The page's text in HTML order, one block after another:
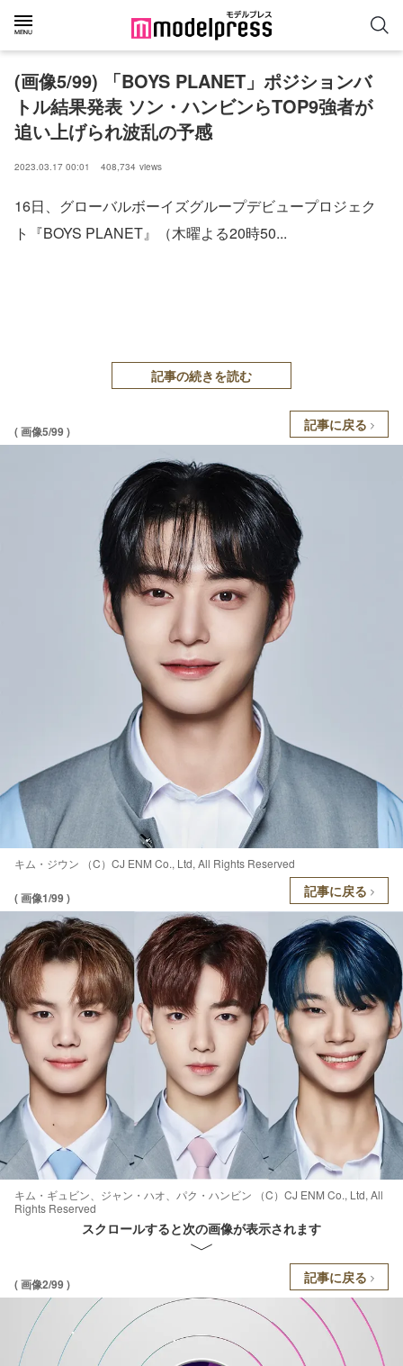
(画像5/99) 「BOYS PLANET」ポジションバ
トル結果発表 ソン・ハンビンらTOP9強者が
追い上げられ波乱の予感
2023.03.17 00:01 408,734 views
16日、グローバルボーイズグループデビュープロジェク
ト『BOYS PLANET』（木曜よる20時50...
記事の続きを読む
( 画像5/99 ) 記事に戻る
キム・ジウン （C）CJ ENM Co., Ltd, All Rights Reserved
( 画像1/99 ) 記事に戻る
キム・ギュビン、ジャン・ハオ、パク・ハンビン （C）CJ ENM Co., Ltd, All
Rights Reserved
スクロールすると次の画像が表示されます
( 画像2/99 ) 記事に戻る